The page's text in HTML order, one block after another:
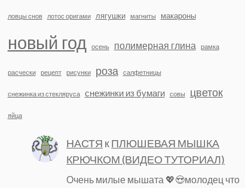
ловцы снов лотос оригами лягушки магниты макароны
новый год осень полимерная глина рамка
расчески рецепт рисунки роза салфетницы
снежинка из стекляруса снежинки из бумаги совы цветок
яйца
НАСТЯ кПЛЮШЕВАЯ МЫШКА
КРЮЧКОМ (ВИДЕО ТУТОРИАЛ)
Очень милые мышата 💖😍молодец что